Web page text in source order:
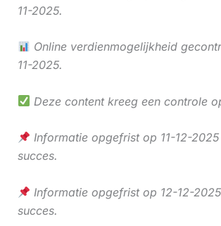
11-2025.
Online verdienmogelijkheid
11-2025.
Deze content kreeg een controle
Informatie opgefrist op 11-12-
succes.
Informatie opgefrist op 12-12-
succes.